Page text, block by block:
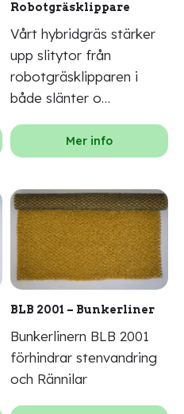
Robotgräsklippare
Vårt hybridgräs stärker
upp slitytor från
robotgräsklipparen i
både slänter o…
Mer info
BLB 2001 – Bunkerliner
Bunkerlinern BLB 2001
förhindrar stenvandring
och Rännilar